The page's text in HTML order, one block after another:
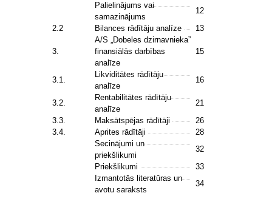
Palielinājums vai
samazinājums
12
2.2
Bilances rādītāju analīze 13
3.
A/S „Dobeles dzirnavnieka”
finansiālās darbības
analīze
15
3.1.
Likviditātes rādītāju
analīze
16
3.2.
Rentabilitātes rādītāju
analīze
21
3.3.
Maksātspējas rādītāji
26
3.4.
Aprites rādītāji
28
Secinājumi un
priekšlikumi
32
Priekšlikumi
33
Izmantotās literatūras un
avotu saraksts
34